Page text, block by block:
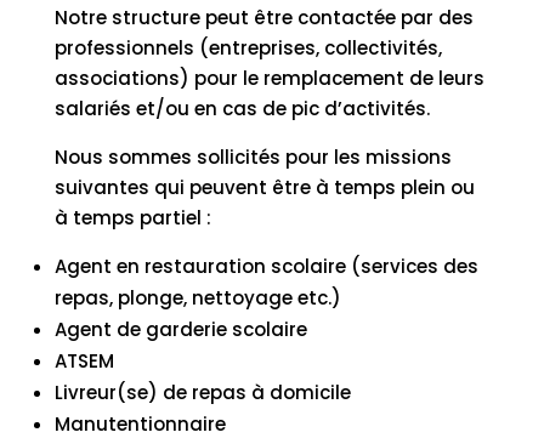
Notre structure peut être contactée par des
professionnels (entreprises, collectivités,
associations) pour le remplacement de leurs
salariés et/ou en cas de pic d’activités.
Nous sommes sollicités pour les missions
suivantes qui peuvent être à temps plein ou
à temps partiel :
Agent en restauration scolaire (services des
repas, plonge, nettoyage etc.)
Agent de garderie scolaire
ATSEM
Livreur(se) de repas à domicile
Manutentionnaire